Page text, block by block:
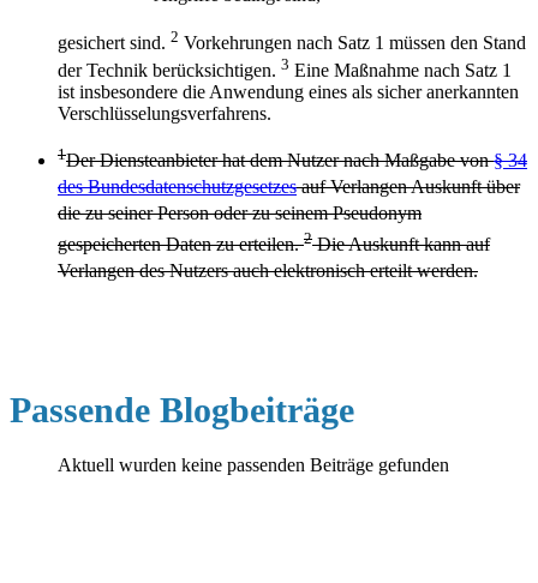
gesichert sind. 2 Vorkehrungen nach Satz 1 müssen den Stand
der Technik berücksichtigen. 3 Eine Maßnahme nach Satz 1
ist insbesondere die Anwendung eines als sicher anerkannten
Verschlüsselungsverfahrens.
1Der Diensteanbieter hat dem Nutzer nach Maßgabe von§ 34
des Bundesdatenschutzgesetzesauf Verlangen Auskunft über
die zu seiner Person oder zu seinem Pseudonym
gespeicherten Daten zu erteilen.2Die Auskunft kann auf
Verlangen des Nutzers auch elektronisch erteilt werden.
Passende Blogbeiträge
Aktuell wurden keine passenden Beiträge gefunden